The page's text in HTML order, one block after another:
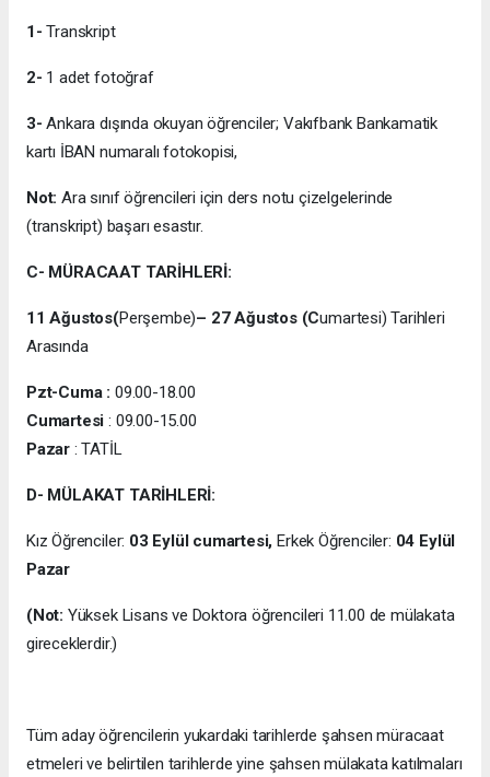
1- Transkript
2- 1 adet fotoğraf
3- Ankara dışında okuyan öğrenciler; Vakıfbank Bankamatik
kartı İBAN numaralı fotokopisi,
Not:Ara sınıf öğrencileri için ders notu çizelgelerinde
(transkript) başarı esastır.
C- MÜRACAAT TARİHLERİ:
11 Ağustos(Perşembe)– 27 Ağustos (Cumartesi) Tarihleri
Arasında
Pzt-Cuma : 09.00-18.00
Cumartesi: 09.00-15.00
Pazar : TATİL
D- MÜLAKAT TARİHLERİ:
Kız Öğrenciler: 03 Eylül cumartesi, Erkek Öğrenciler: 04 Eylül
Pazar
(Not: Yüksek Lisans ve Doktora öğrencileri 11.00 de mülakata
gireceklerdir.)
Tüm aday öğrencilerin yukardaki tarihlerde şahsen müracaat
etmeleri ve belirtilen tarihlerde yine şahsen mülakata katılmaları